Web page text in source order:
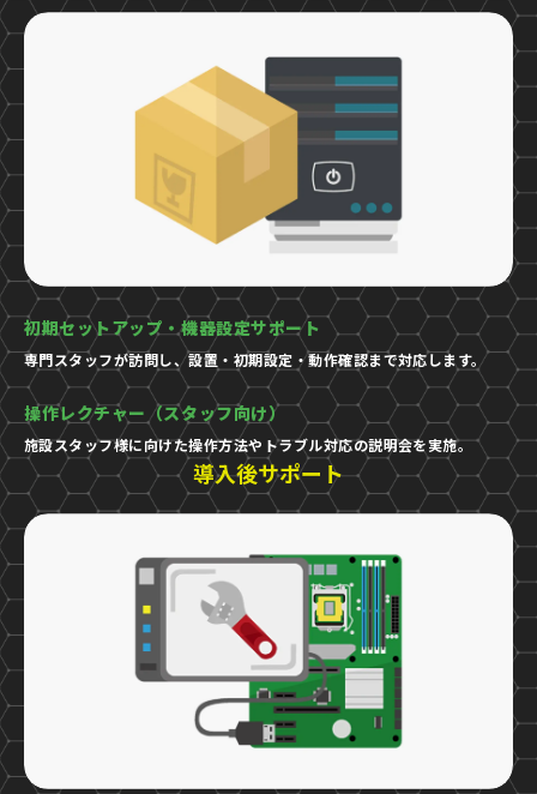
初期セットアップ・機器設定サポート
専門スタッフが訪問し、設置・初期設定・動作確認まで対応します。
操作レクチャー（スタッフ向け）
施設スタッフ様に向けた操作方法やトラブル対応の説明会を実施。
導入後サポート